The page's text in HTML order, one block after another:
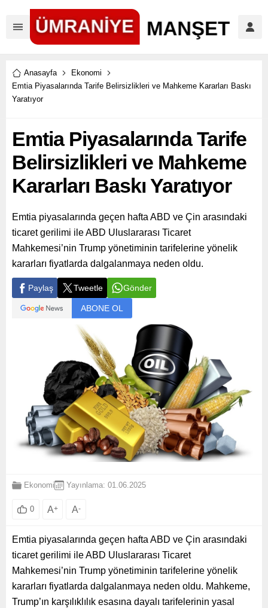
Anasayfa
Ekonomi
Emtia Piyasalarında Tarife Belirsizlikleri ve Mahkeme Kararları Baskı
Yaratıyor
Emtia Piyasalarında Tarife
Belirsizlikleri ve Mahkeme
Kararları Baskı Yaratıyor
Emtia piyasalarında geçen hafta ABD ve Çin arasındaki
ticaret gerilimi ile ABD Uluslararası Ticaret
Mahkemesi’nin Trump yönetiminin tarifelerine yönelik
kararları fiyatlarda dalgalanmaya neden oldu.
Paylaş Tweetle Gönder
ABONE OL
Ekonomi Yayınlama: 01.06.2025
0 A+ A-
Emtia piyasalarında geçen hafta ABD ve Çin arasındaki
ticaret gerilimi ile ABD Uluslararası Ticaret
Mahkemesi’nin Trump yönetiminin tarifelerine yönelik
kararları fiyatlarda dalgalanmaya neden oldu. Mahkeme,
Trump’ın karşılıklılık esasına dayalı tarifelerinin yasal